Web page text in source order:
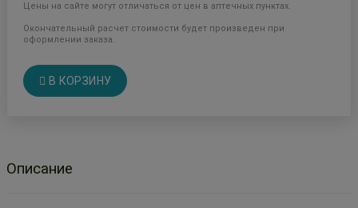
Цены на сайте могут отличаться от цен в аптечных пунктах.
Окончательный расчет стоимости будет произведен при
оформлении заказа.
В КОРЗИНУ
Описание